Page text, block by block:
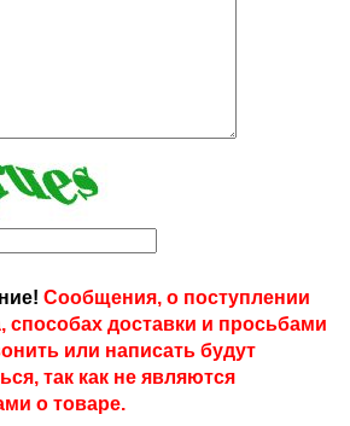
Сообщения, о поступлении
способах доставки и просьбами
или написать будут
так как не являются
о товаре.